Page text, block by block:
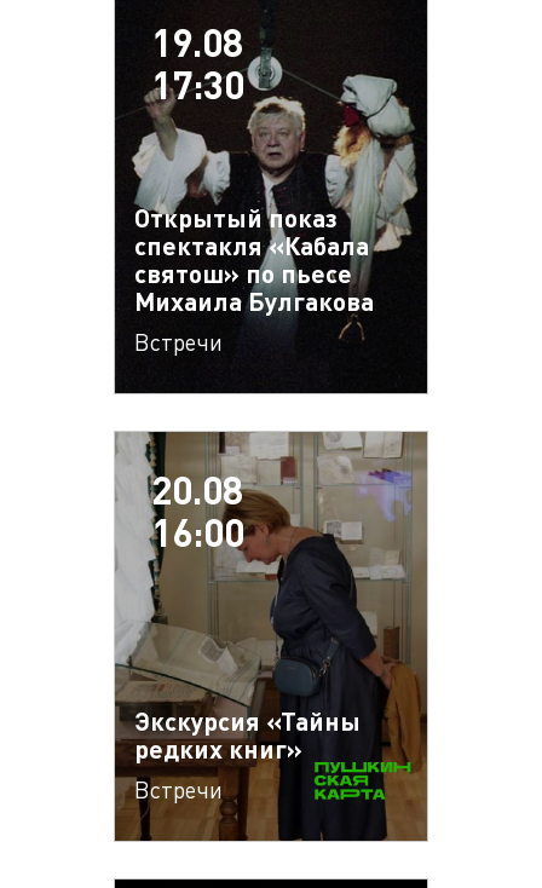
19.08
17:30
Открытый показ
спектакля «Кабала
святош» по пьесе
Михаила Булгакова
Встречи
20.08
16:00
Экскурсия «Тайны
редких книг»
Встречи